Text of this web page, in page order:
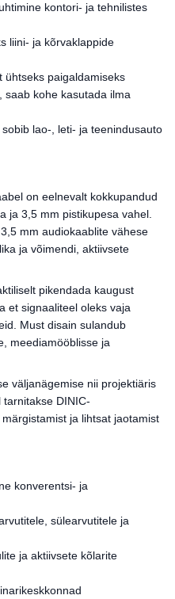
kontori- ja tehnilistes
liini- ja kõrvaklappide
ühtseks paigaldamiseks
saab kohe kasutada ilma
lao-, leti- ja teenindusauto
on eelnevalt kokkupandud
ja 3,5 mm pistikupesa vahel.
mm audiokaablite vähese
ja võimendi, aktiivsete
pikendada kaugust
et signaaliteel oleks vaja
Must disain sulandub
meediamööblisse ja
väljanägemise nii projektiäris
DINIC-
ja lihtsat jaotamist
konverentsi- ja
sülearvutitele ja
ja aktiivsete kõlarite